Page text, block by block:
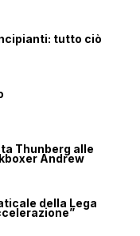
tutto ciò
Thunberg alle
Andrew
della Lega